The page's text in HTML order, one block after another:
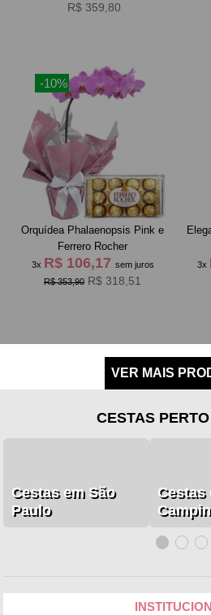
R$ 359,80
-10%
Orquídea Phalaenopsis Pink e
Ferrero Rocher
3x R$ 106,17 sem juros
R$ 353,90 R$ 318,51
3x
CESTAS
Cestas em São
Paulo
Cestas